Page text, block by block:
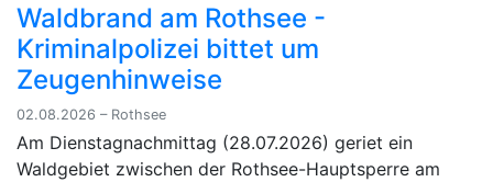
Waldbrand am Rothsee -
Kriminalpolizei bittet um
Zeugenhinweise
02.08.2026 – Rothsee
Am Dienstagnachmittag (28.07.2026) geriet ein
Waldgebiet zwischen der Rothsee-Hauptsperre am